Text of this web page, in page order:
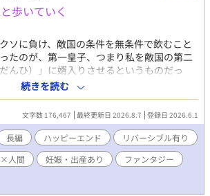
だくことをお勧めいたします。 本作は『嘘
続編となりますが、前作をお読みでない方
お楽しみいただけます。
歩いていく
ソに負け、敵国の条件を無条件で飲むこと
たのが、第一皇子、つまり私を敵国の第二
んひ）」に婿入りさせるというものだっ
めて見た「男姫」はめたくそ逞しくて背が高
で。なんだ姫って。姫がゲシュタルト崩壊
てみるとなんだか優しそうで照れ屋でかっこ
……ええいもう好きにしてくれ！ え？私が
でもないな私？どうした？ いつの間にか、
てたんだなぁ。 いつもどおりの獣人ネタで
回は皇子×獣人×皇子です。リバですが子
人なだけで基本的には獣人×皇子要素が強
ないエロの時はまず獣人×皇子です。 一日
続きを読む
文字数 176,467 最終更新日 2026.8.7 登録日 2026.6.1
長編 ハッピーエンド
リバーシブル有り
人間 妊娠・出産あり
ファンタジー